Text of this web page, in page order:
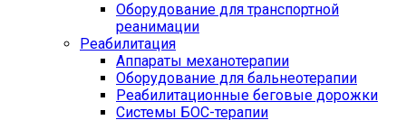
Оборудование для транспортной
реанимации
Реабилитация
Аппараты механотерапии
Оборудование для бальнеотерапии
Реабилитационные беговые дорожки
Системы БОС-терапии